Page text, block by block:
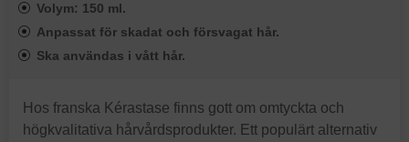
Volym: 150 ml.
Anpassat för skadat och försvagat hår.
Ska användas i vått hår.
Hos franska Kérastase finns gott om omtyckta och
högkvalitativa hårvårdsprodukter. Ett populärt alternativ